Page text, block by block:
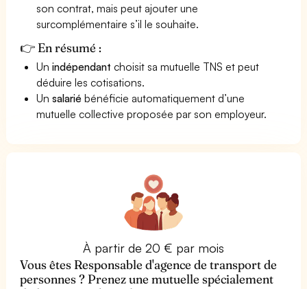
son contrat, mais peut ajouter une
surcomplémentaire s’il le souhaite.
👉 En résumé :
Unindépendant choisit sa mutuelle TNS et peut
déduire les cotisations.
Unsalarié bénéficie automatiquement d’une
mutuelle collective proposée par son employeur.
À partir de 20 € par mois
Vous êtes Responsable d'agence de transport de
personnes ? Prenez une mutuelle spécialement